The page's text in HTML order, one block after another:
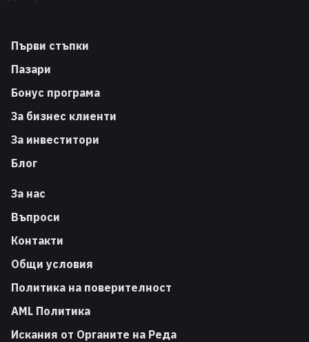
Първи стъпки
Пазари
Бонус програма
За бизнес клиенти
За инвеститори
Блог
За нас
Въпроси
Контакти
Общи условия
Политика на поверителност
AML Политика
Искания от Органите на Реда